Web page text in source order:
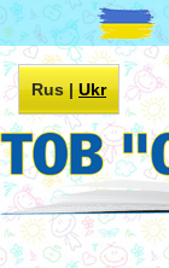
Rus|Ukr